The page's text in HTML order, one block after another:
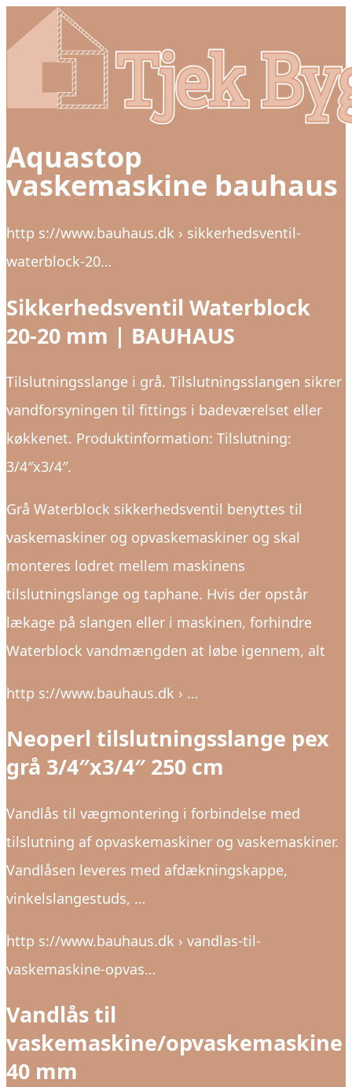
Aquastop
vaskemaskine bauhaus
http s://www.bauhaus.dk › sikkerhedsventil-
waterblock-20…
Sikkerhedsventil Waterblock
20-20 mm | BAUHAUS
Tilslutningsslange i grå. Tilslutningsslangen sikrer
vandforsyningen til fittings i badeværelset eller
køkkenet. Produktinformation: Tilslutning:
3/4″x3/4″.
Grå Waterblock sikkerhedsventil benyttes til
vaskemaskiner og opvaskemaskiner og skal
monteres lodret mellem maskinens
tilslutningslange og taphane. Hvis der opstår
lækage på slangen eller i maskinen, forhindre
Waterblock vandmængden at løbe igennem, alt
http s://www.bauhaus.dk › …
Neoperl tilslutningsslange pex
grå 3/4″x3/4″ 250 cm
Vandlås til vægmontering i forbindelse med
tilslutning af opvaskemaskiner og vaskemaskiner.
Vandlåsen leveres med afdækningskappe,
vinkelslangestuds, …
http s://www.bauhaus.dk › vandlas-til-
vaskemaskine-opvas…
Vandlås til
vaskemaskine/opvaskemaskine
40 mm